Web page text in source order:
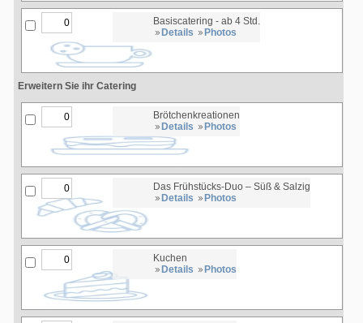
Basiscatering - ab 4 Std.
Details
Photos
Erweitern Sie ihr Catering
Brötchenkreationen
Details
Photos
Das Frühstücks-Duo – Süß & Salzig
Details
Photos
Kuchen
Details
Photos